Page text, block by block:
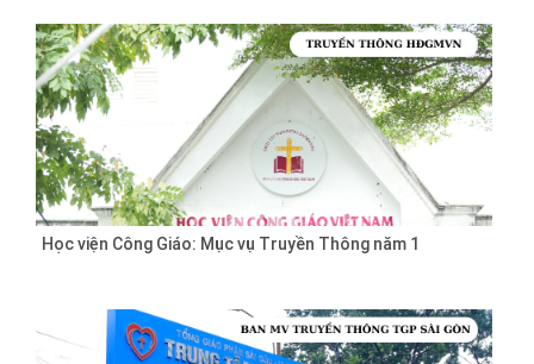
Học viện Công Giáo: Mục vụ Truyền Thông năm 1